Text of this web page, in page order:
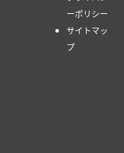
ーポリシー
サイトマッ
プ